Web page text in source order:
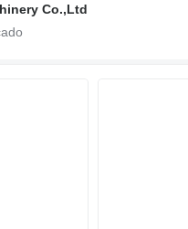
Co.,Ltd